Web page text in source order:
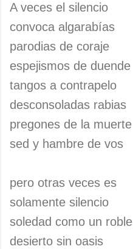
A veces el silencio
convoca algarabías
parodias de coraje
espejismos de duende
tangos a contrapelo
desconsoladas rabias
pregones de la muerte
sed y hambre de vos
pero otras veces es
solamente silencio
soledad como un roble
desierto sin oasis